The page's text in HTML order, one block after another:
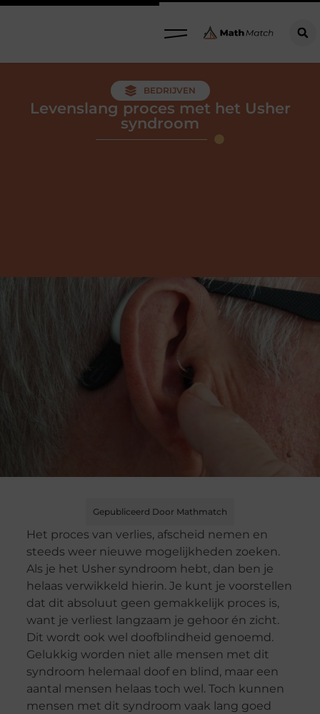
BEDRIJVEN
Levenslang proces met het Usher
syndroom
Gepubliceerd Door Mathmatch
Het proces van verlies, afscheid nemen en
steeds weer nieuwe mogelijkheden zoeken.
Als je het Usher syndroom hebt, dan ben je
helaas verwikkeld hierin. Je kunt je voorstellen
dat dit absoluut geen gemakkelijk proces is,
want je verliest langzaam je gehoor én zicht.
Dit wordt ook wel doofblindheid genoemd.
Gelukkig worden niet alle mensen met dit
syndroom helemaal doof en blind, maar een
aantal mensen helaas toch wel. Toch kunnen
mensen met dit syndroom vaak lang goed